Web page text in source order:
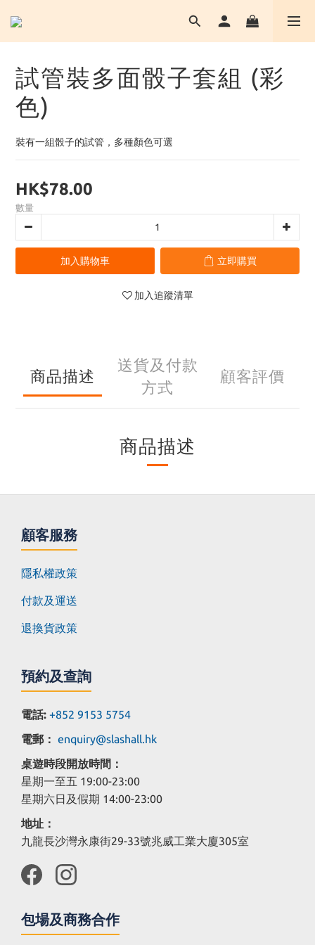
試管裝多面骰子套組 (彩
色)
裝有一組骰子的試管，多種顏色可選
HK$78.00
數量
加入購物車 立即購買
加入追蹤清單
商品描述
送貨及付款
方式
顧客評價
商品描述
顧客服務
隱私權政策
付款及運送
退換貨政策
預約及查詢
電話: +852 9153 5754
電郵： enquiry@slashall.hk
桌遊時段開放時間：
星期一至五 19:00-23:00
星期六日及假期 14:00-23:00
地址：
九龍長沙灣永康街29-33號兆威工業大廈305室
包場及商務合作